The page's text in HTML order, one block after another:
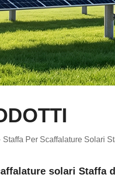
Staffa Per Scaffalature Solari
solari Staffa